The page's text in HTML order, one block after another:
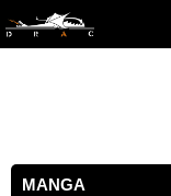
MANGA